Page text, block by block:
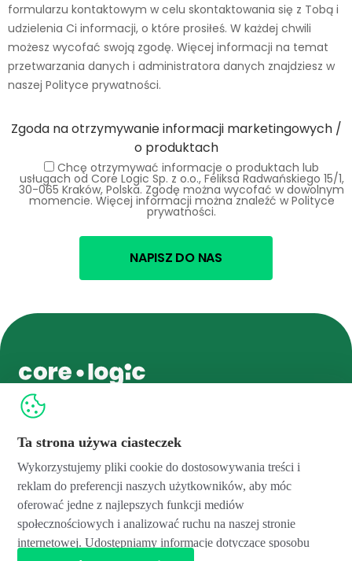
formularzu kontaktowym w celu skontaktowania się z Tobą i
udzielenia Ci informacji, o które prosiłeś. W każdej chwili
możesz wycofać swoją zgodę. Więcej informacji na temat
przetwarzania danych i administratora danych znajdziesz w
naszej Polityce prywatności.
Zgoda na otrzymywanie informacji marketingowych /
o produktach
Chcę otrzymywać informacje o produktach lub
usługach od Core Logic Sp. z o.o., Feliksa Radwańskiego 15/1,
30-065 Kraków, Polska. Zgodę można wycofać w dowolnym
momencie. Więcej informacji można znaleźć w Polityce
prywatności.
hello@core-logic.com
Core Logic Sp. z o.o.
Feliksa Radwańskiego 15/1
30-065 Kraków, Poland
NIP: 6762484560
Regon: 360742116
KRS: 0000542498
Core Logic Services Sp. z o.o.
Feliksa Radwańskiego 15/1
30-065 Kraków, Poland
NIP: 6762479412
Regon: 123200643
KRS: 0000522077
Ta strona używa ciasteczek
Wykorzystujemy pliki cookie do dostosowywania treści i
reklam do preferencji naszych użytkowników, aby móc
oferować jedne z najlepszych funkcji mediów
społecznościowych i analizować ruchu na naszej stronie
internetowej. Udostępniamy informacje dotyczące sposobu